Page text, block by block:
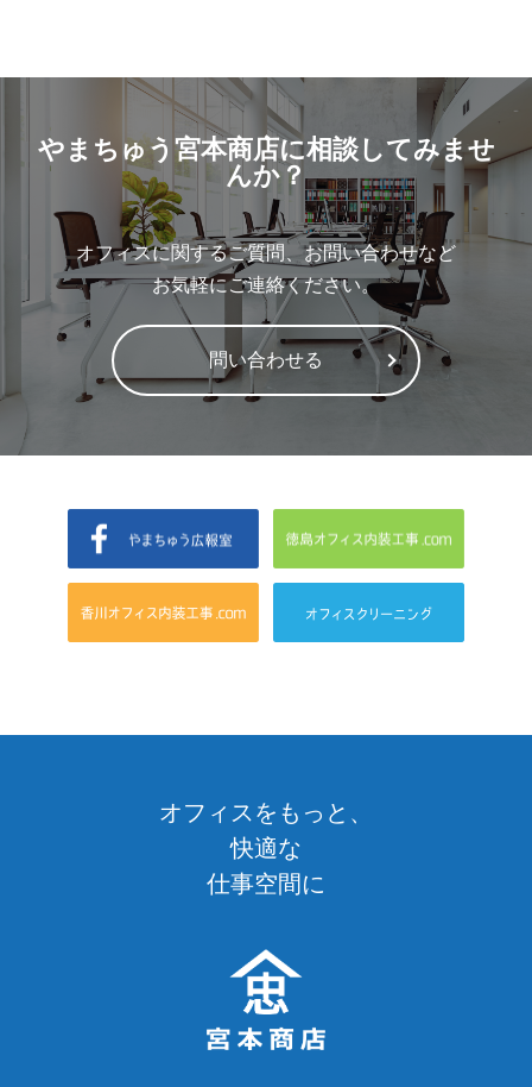
やまちゅう宮本商店に相談してみませ
んか？
オフィスに関するご質問、お問い合わせなど
お気軽にご連絡ください。
問い合わせる
オフィスをもっと、
快適な
仕事空間に